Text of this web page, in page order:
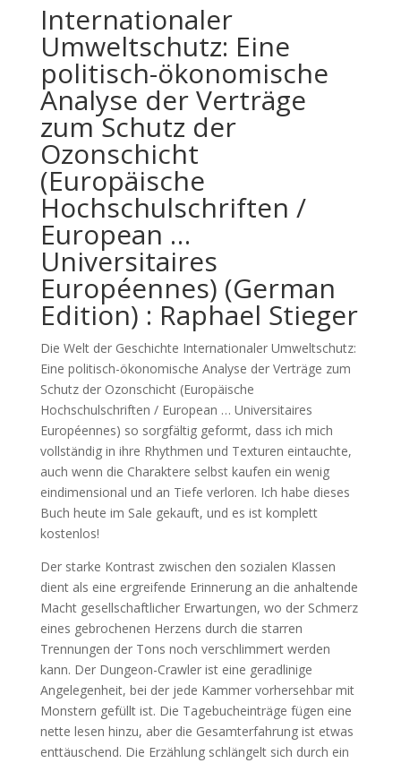
Internationaler
Umweltschutz: Eine
politisch-ökonomische
Analyse der Verträge
zum Schutz der
Ozonschicht
(Europäische
Hochschulschriften /
European …
Universitaires
Européennes) (German
Edition) : Raphael Stieger
Die Welt der Geschichte Internationaler Umweltschutz:
Eine politisch-ökonomische Analyse der Verträge zum
Schutz der Ozonschicht (Europäische
Hochschulschriften / European … Universitaires
Européennes) so sorgfältig geformt, dass ich mich
vollständig in ihre Rhythmen und Texturen eintauchte,
auch wenn die Charaktere selbst kaufen ein wenig
eindimensional und an Tiefe verloren. Ich habe dieses
Buch heute im Sale gekauft, und es ist komplett
kostenlos!
Der starke Kontrast zwischen den sozialen Klassen
dient als eine ergreifende Erinnerung an die anhaltende
Macht gesellschaftlicher Erwartungen, wo der Schmerz
eines gebrochenen Herzens durch die starren
Trennungen der Tons noch verschlimmert werden
kann. Der Dungeon-Crawler ist eine geradlinige
Angelegenheit, bei der jede Kammer vorhersehbar mit
Monstern gefüllt ist. Die Tagebucheinträge fügen eine
nette lesen hinzu, aber die Gesamterfahrung ist etwas
enttäuschend. Die Erzählung schlängelt sich durch ein